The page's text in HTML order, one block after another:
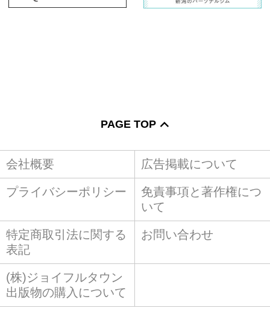
PAGE TOP
会社概要 広告掲載について
プライバシーポリシー
免責事項と著作権につ
いて
特定商取引法に関する
表記
お問い合わせ
(株)ジョイフルタウン
出版物の購入について